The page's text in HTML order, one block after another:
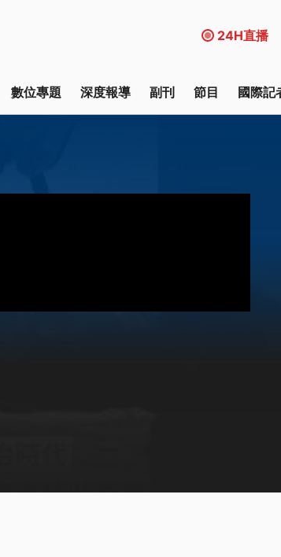
24H直播
數位專題 深度報導 副刊 節目 國際記